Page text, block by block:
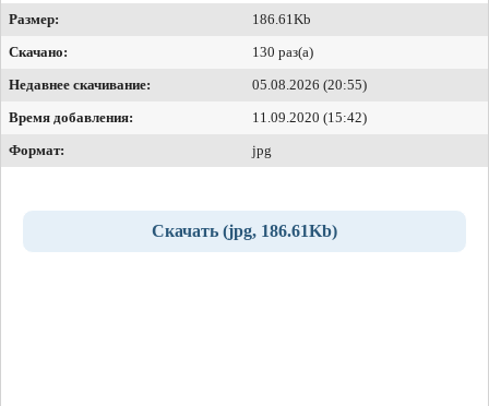
Размер:
186.61Kb
Скачано:
130 раз(а)
Недавнее скачивание:
05.08.2026 (20:55)
Время добавления:
11.09.2020 (15:42)
Формат:
jpg
Скачать (jpg, 186.61Kb)